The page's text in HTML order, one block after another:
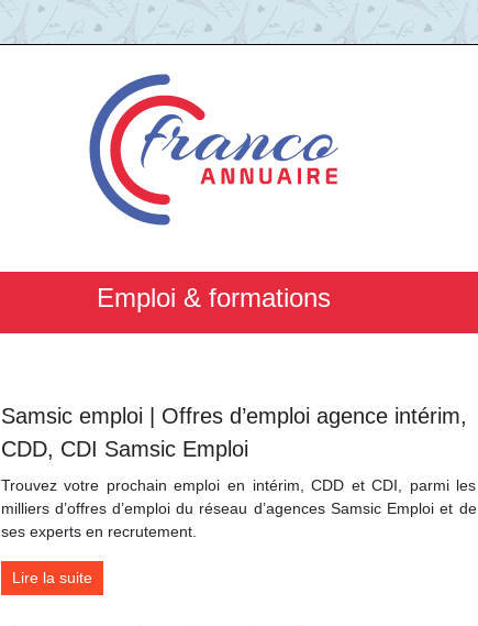
Emploi & formations
Samsic emploi | Offres d’emploi agence intérim,
CDD, CDI Samsic Emploi
Trouvez votre prochain emploi en intérim, CDD et CDI, parmi les
milliers d’offres d’emploi du réseau d’agences Samsic Emploi et de
ses experts en recrutement.
Lire la suite